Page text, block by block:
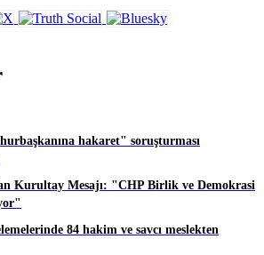
hakaret" soruşturması
Kurultay Mesajı: "CHP Birlik ve Demokrasi
84 hakim ve savcı meslekten